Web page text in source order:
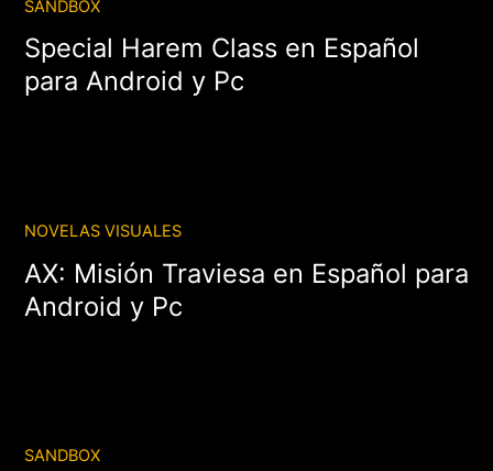
SANDBOX
Special Harem Class en Español
para Android y Pc
NOVELAS VISUALES
AX: Misión Traviesa en Español para
Android y Pc
SANDBOX